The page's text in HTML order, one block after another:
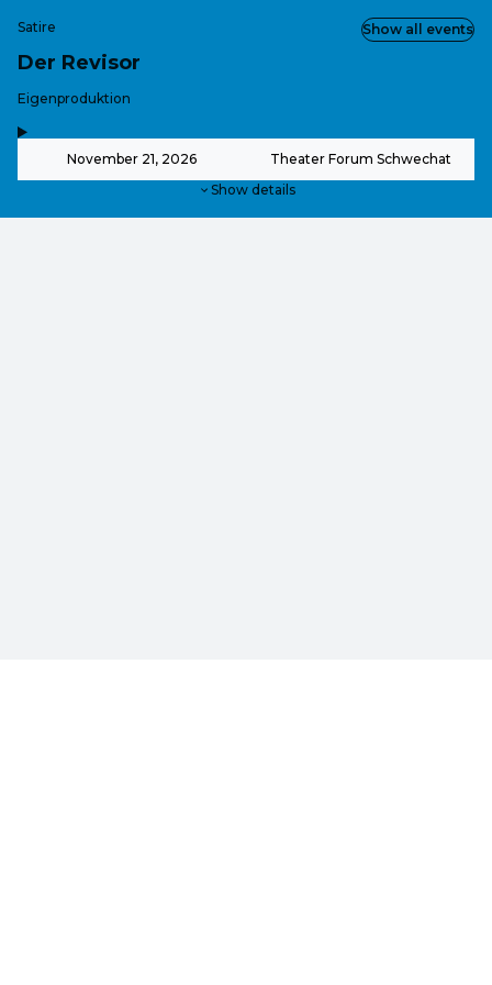
Satire
Der Revisor
-
Eigenproduktion
November 21, 2026 Theater Forum Schwechat
Show details
Show all events